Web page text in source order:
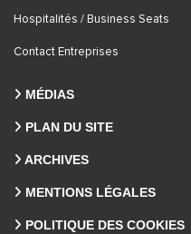
Hospitalités / Business Seats
Contact Entreprises
MÉDIAS
PLAN DU SITE
ARCHIVES
MENTIONS LÉGALES
POLITIQUE DES COOKIES